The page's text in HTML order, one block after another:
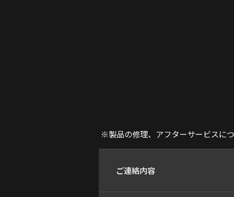
※製品の修理、アフターサービスに
ご連絡内容